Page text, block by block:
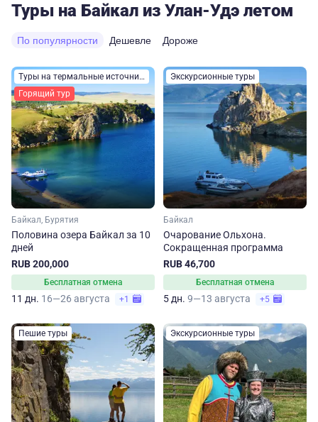
Туры на Байкал из Улан-Удэ летом
По популярности Дешевле Дороже
Туры на термальные источники
Горящий тур
Байкал, Бурятия
Половина озера Байкал за 10
дней
RUB 200,000
Бесплатная отмена
11 дн. 16—26 августа +1
Экскурсионные туры
Байкал
Очарование Ольхона.
Сокращенная программа
RUB 46,700
Бесплатная отмена
5 дн. 9—13 августа +5
Пешие туры Экскурсионные туры